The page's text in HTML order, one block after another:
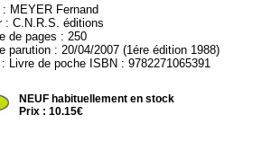
: MEYER Fernand
:C.N.R.S. éditions
de pages : 250
parution : 20/04/2007 (1ére édition 1988)
: Livre de poche ISBN : 9782271065391
NEUF habituellement en stock
Prix : 10.15€